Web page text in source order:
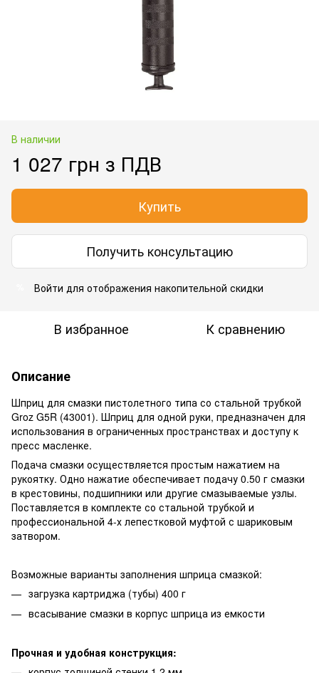
В наличии
1 027 грн з ПДВ
Купить
Получить консультацию
Войти для отображения накопительной скидки
В избранное К сравнению
Описание
Шприц для смазки пистолетного типа со стальной трубкой
Groz G5R (43001). Шприц для одной руки, предназначен для
использования в ограниченных пространствах и доступу к
пресс масленке.
Подача смазки осуществляется простым нажатием на
рукоятку. Одно нажатие обеспечивает подачу 0.50 г смазки
в крестовины, подшипники или другие смазываемые узлы.
Поставляется в комплекте со стальной трубкой и
профессиональной 4-х лепестковой муфтой с шариковым
затвором.
Возможные варианты заполнения шприца смазкой:
загрузка картриджа (тубы) 400 г
всасывание смазки в корпус шприца из емкости
Прочная и удобная конструкция: